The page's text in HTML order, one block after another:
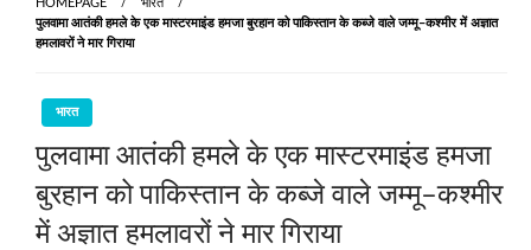
पुलवामा आतंकी हमले के एक मास्टरमाइंड हमजा बुरहान को पाकिस्तान के कब्‍जे वाले जम्मू–कश्मीर में अज्ञात
हमलावरों ने मार गिराया
भारत
पुलवामा आतंकी हमले के एक मास्टरमाइंड हमजा
बुरहान को पाकिस्तान के कब्‍जे वाले जम्मू–कश्मीर
में अज्ञात हमलावरों ने मार गिराया